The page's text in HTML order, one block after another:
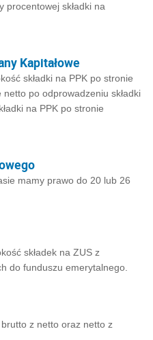
procentowej składki na
Kapitałowe
składki na PPK po stronie
po odprowadzeniu składki
na PPK po stronie
mamy prawo do 20 lub 26
składek na ZUS z
do funduszu emerytalnego.
z netto oraz netto z